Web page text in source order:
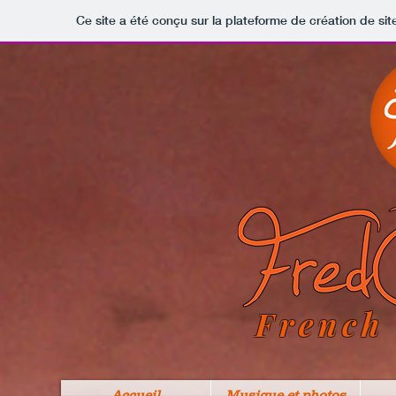
Ce site a été conçu sur la plateforme de création de